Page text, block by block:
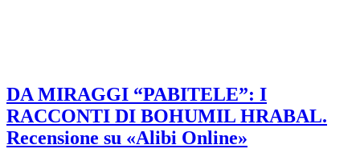
DA MIRAGGI “PABITELE”: I
RACCONTI DI BOHUMIL HRABAL.
Recensione su «Alibi Online»